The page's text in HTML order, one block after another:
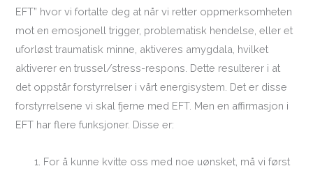
EFT” hvor vi fortalte deg at når vi retter oppmerksomheten
mot en emosjonell trigger, problematisk hendelse, eller et
uforløst traumatisk minne, aktiveres amygdala, hvilket
aktiverer en trussel/stress-respons. Dette resulterer i at
det oppstår forstyrrelser i vårt energisystem. Det er disse
forstyrrelsene vi skal fjerne med EFT. Men en affirmasjon i
EFT har flere funksjoner. Disse er:
For å kunne kvitte oss med noe uønsket, må vi først